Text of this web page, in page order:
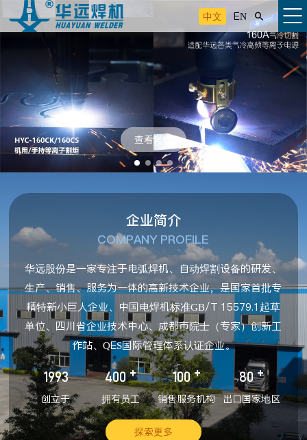
中文 EN 
查看详情
企业简介
COMPANY PROFILE
华远股份是一家专注于电弧焊机、自动焊割设备的研发、
生产、销售、服务为一体的高新技术企业，是国家首批专
精特新小巨人企业、中国电焊机标准GB/T 15579.1起草
单位、四川省企业技术中心、成都市院士（专家）创新工
作站、QES国际管理体系认证企业。
1993
创立于
400 +
拥有员工
100 +
销售服务机构
80 +
出口国家地区
探索更多